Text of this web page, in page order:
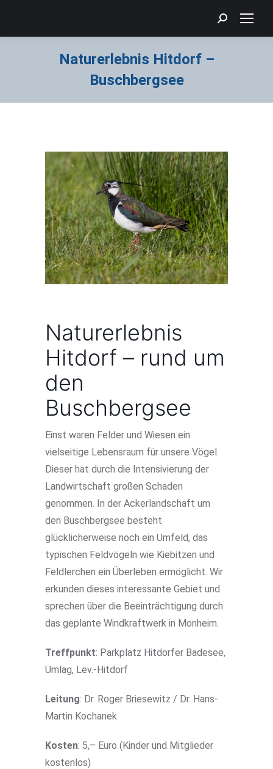
Search:
Naturerlebnis Hitdorf –
Buschbergsee
Naturerlebnis
Hitdorf – rund um
den
Buschbergsee
Einst waren Felder und Wiesen ein
vielseitige Lebensraum für unsere Vögel.
Dieser hat durch die Intensivierung der
Landwirtschaft großen Schaden
genommen. In der Ackerlandschaft um
den Buschbergsee besteht
glücklicherweise noch ein Umfeld, das
typischen Feldvögeln wie Kiebitzen und
Feldlerchen ein Überleben ermöglicht. Wir
erkunden dieses interessante Gebiet und
sprechen über die Beeinträchtigung durch
das geplante Windkraftwerk in Monheim.
Treffpunkt: Parkplatz Hitdorfer Badesee,
Umlag, Lev.-Hitdorf
Leitung: Dr. Roger Briesewitz / Dr. Hans-
Martin Kochanek
Kosten: 5,– Euro (Kinder und Mitglieder
kostenlos)